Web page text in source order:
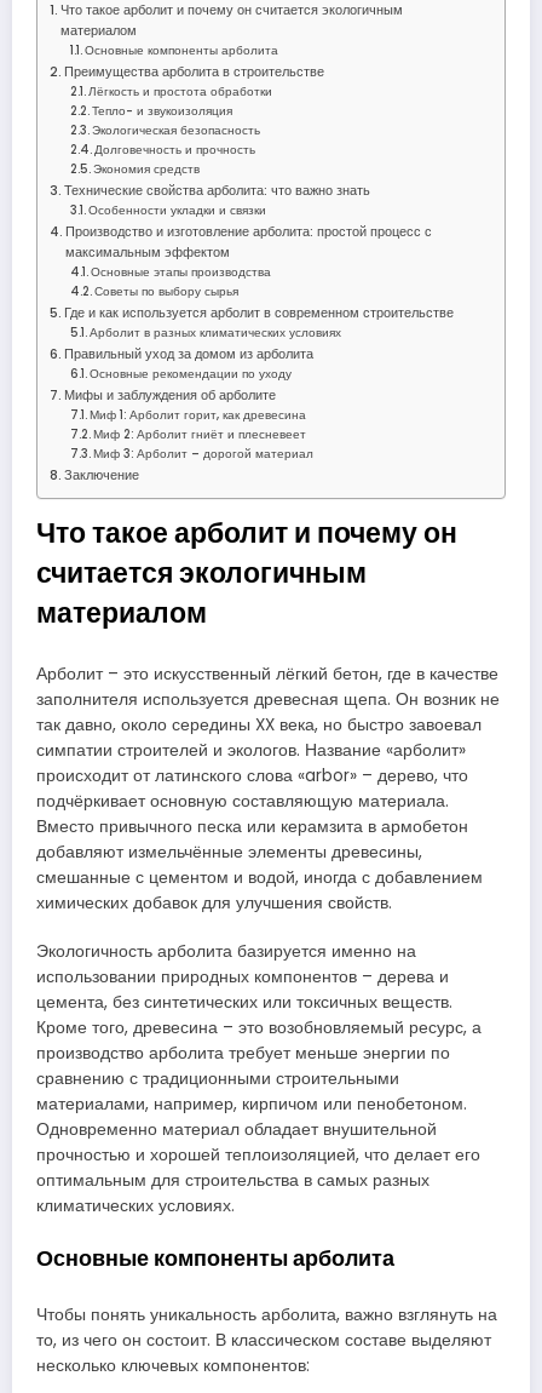
Что такое арболит и почему он считается экологичным
материалом
Основные компоненты арболита
Преимущества арболита в строительстве
Лёгкость и простота обработки
Тепло- и звукоизоляция
Экологическая безопасность
Долговечность и прочность
Экономия средств
Технические свойства арболита: что важно знать
Особенности укладки и связки
Производство и изготовление арболита: простой процесс с
максимальным эффектом
Основные этапы производства
Советы по выбору сырья
Где и как используется арболит в современном строительстве
Арболит в разных климатических условиях
Правильный уход за домом из арболита
Основные рекомендации по уходу
Мифы и заблуждения об арболите
Миф 1: Арболит горит, как древесина
Миф 2: Арболит гниёт и плесневеет
Миф 3: Арболит – дорогой материал
Заключение
Что такое арболит и почему он
считается экологичным
материалом
Арболит – это искусственный лёгкий бетон, где в качестве
заполнителя используется древесная щепа. Он возник не
так давно, около середины XX века, но быстро завоевал
симпатии строителей и экологов. Название «арболит»
происходит от латинского слова «arbor» – дерево, что
подчёркивает основную составляющую материала.
Вместо привычного песка или керамзита в армобетон
добавляют измельчённые элементы древесины,
смешанные с цементом и водой, иногда с добавлением
химических добавок для улучшения свойств.
Экологичность арболита базируется именно на
использовании природных компонентов – дерева и
цемента, без синтетических или токсичных веществ.
Кроме того, древесина – это возобновляемый ресурс, а
производство арболита требует меньше энергии по
сравнению с традиционными строительными
материалами, например, кирпичом или пенобетоном.
Одновременно материал обладает внушительной
прочностью и хорошей теплоизоляцией, что делает его
оптимальным для строительства в самых разных
климатических условиях.
Основные компоненты арболита
Чтобы понять уникальность арболита, важно взглянуть на
то, из чего он состоит. В классическом составе выделяют
несколько ключевых компонентов: